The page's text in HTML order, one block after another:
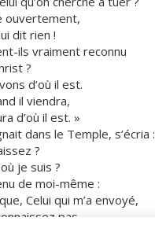
ouvertement,
dit rien !
ils vraiment reconnu
?
d’où il est.
il viendra,
d’où il est. »
dans le Temple, s’écria :
?
je suis ?
de moi-même :
Celui qui m’a envoyé,
pas.